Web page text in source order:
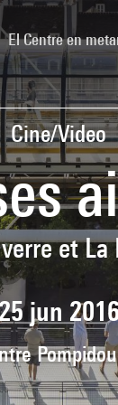
El Centre en
Cine/Video
et La
jun